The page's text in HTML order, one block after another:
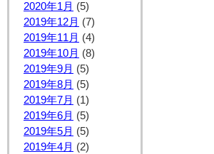
2020年1月 (5)
2019年12月 (7)
2019年11月 (4)
2019年10月 (8)
2019年9月 (5)
2019年8月 (5)
2019年7月 (1)
2019年6月 (5)
2019年5月 (5)
2019年4月 (2)